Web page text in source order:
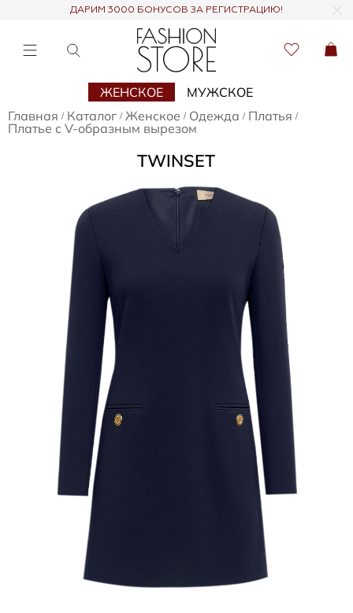
ДАРИМ 3000 БОНУСОВ ЗА РЕГИСТРАЦИЮ!
ЖЕНСКОЕ
МУЖСКОЕ
Главная / Каталог / Женское / Одежда / Платья /
Платье с V-образным вырезом
TWINSET